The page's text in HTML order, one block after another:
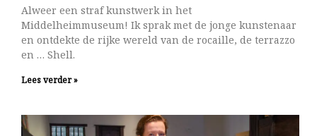
Alweer een straf kunstwerk in het
Middelheimmuseum! Ik sprak met de jonge kunstenaar
en ontdekte de rijke wereld van de rocaille, de terrazzo
en … Shell.
Lees verder »